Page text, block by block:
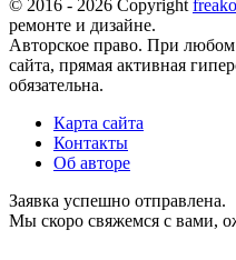
© 2016 - 2026 Copyright
ремонте и дизайне.
Авторское право. При любом
сайта, прямая активная
обязательна.
Карта сайта
Контакты
Об авторе
Заявка успешно отправлена.
Мы скоро свяжемся с вами,